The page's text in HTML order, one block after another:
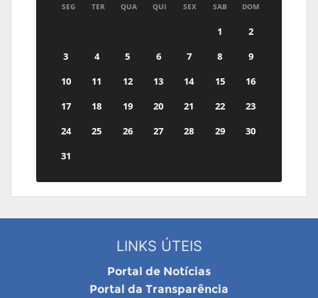
SEG TER QUA QUI SEX SAB DOM
1
2
3
4 5 6 7 8
9
10
11 12 13 14 15
16
17
18 19 20 21 22
23
24
25 26 27 28 29
30
31
LINKS ÚTEIS
Portal de Notícias
Portal da Transparência